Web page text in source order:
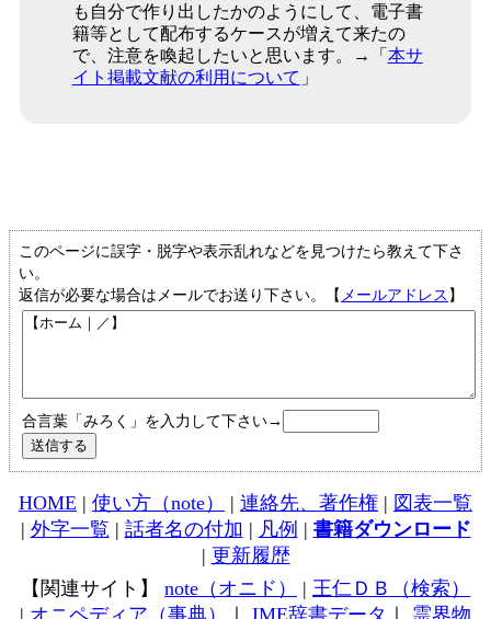
も自分で作り出したかのようにして、電子書
籍等として配布するケースが増えて来たの
で、注意を喚起したいと思います。→「 本サ
イト掲載文献の利用について 」
このページに誤字・脱字や表示乱れなどを見つけたら教えて下さ
い。
返信が必要な場合はメールでお送り下さい。【 メールアドレス 】
合言葉「みろく」を入力して下さい→
HOME | 使い方（note） | 連絡先、著作権 | 図表一覧
| 外字一覧 | 話者名の付加 | 凡例 | 書籍ダウンロード
| 更新履歴
【関連サイト】 note（オニド） | 王仁ＤＢ（検索）
| オニペディア（事典） ｜ IME辞書データ ｜ 霊界物